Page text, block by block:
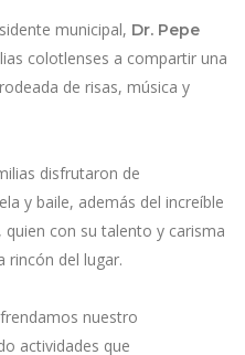
municipal, Dr. Pepe
colotlenses a compartir una
de risas, música y
disfrutaron de
y baile, además del increíble
, quien con su talento y carisma
rincón del lugar.
nuestro
actividades que